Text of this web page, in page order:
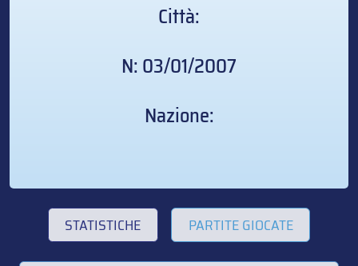
Città:
N: 03/01/2007
Nazione:
STATISTICHE PARTITE GIOCATE